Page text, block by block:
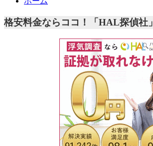
格安料金ならココ！「HAL探偵社」